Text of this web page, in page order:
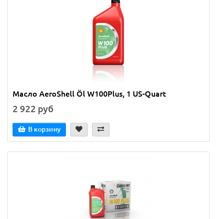
Масло AeroShell Öl W100Plus, 1 US-Quart
2 922 руб
В корзину